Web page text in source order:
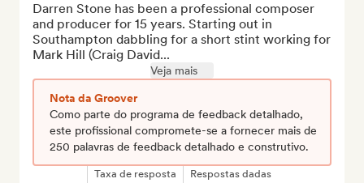
Darren Stone has been a professional composer
and producer for 15 years. Starting out in
Southampton dabbling for a short stint working for
Mark Hill (Craig David...
Veja mais
Nota da Groover
Como parte do programa de feedback detalhado,
este profissional compromete-se a fornecer mais de
250 palavras de feedback detalhado e construtivo.
Taxa de resposta Respostas dadas